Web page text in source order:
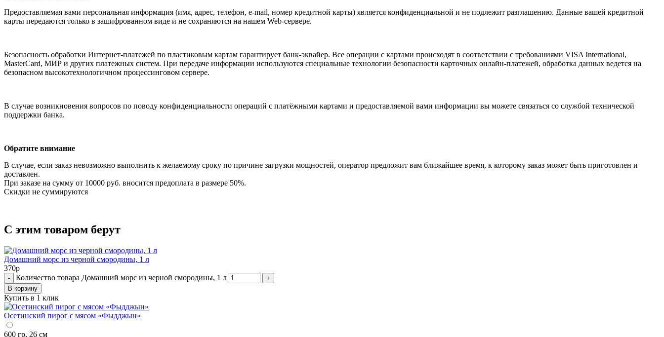
Предоставляемая вами персональная информация (имя, адрес, телефон, e-mail, номер кредитной карты) является конфиденциальной и не подлежит разглашению. Данные вашей кредитной
карты передаются только в зашифрованном виде и не сохраняются на нашем Web-сервере.
Безопасность обработки Интернет-платежей по пластиковым картам гарантирует банк-эквайер. Все операции с картами происходят в соответствии с требованиями VISA International,
MasterCard, МИР и других платежных систем. При передаче информации используются специальные технологии безопасности карточных онлайн-платежей, обработка данных ведется на
безопасном высокотехнологичном процессинговом сервере.
В случае возникновения вопросов по поводу конфиденциальности операций с платёжными картами и предоставляемой вами информации вы можете связаться со службой технической
поддержки банка.
Обратите внимание
В случае, если заказ невозможно выполнить к желаемому сроку по причине загрузки мощностей, оператор предложит вам ближайшее время, к которому заказ может быть приготовлен и
доставлен.
При заказе на сумму от 10000 руб. вносится предоплата в размере 50%.
Cкидки не суммируются
С этим товаром берут
Домашний морс из черной смородины, 1 л
370р
- Количество товара Домашний морс из черной смородины, 1 л
+
В корзину
Купить в 1 клик
Осетинский пирог с мясом «Фыдджын»
600 гр, 26 см